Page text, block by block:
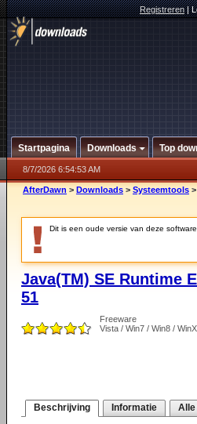
Registreren|
Startpagina Downloads Top
8/7/2026 6:54:53 AM
AfterDawn > Downloads > Systeemtools >
Dit is een oude versie van deze
Java(TM) SE Runtime
51
Freeware
Vista / Win7 / Win8 /
Beschrijving Informatie